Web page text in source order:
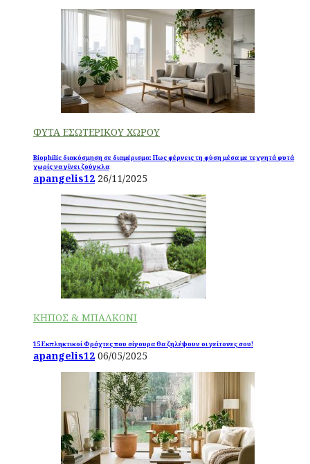
ΦΥΤΑ ΕΣΩΤΕΡΙΚΟΥ ΧΩΡΟΥ
Biophilic διακόσμηση σε διαμέρισμα: Πως φέρνεις τη φύση μέσα με τεχνητά φυτά
χωρίς να γίνει ζούγκλα
apangelis12 26/11/2025
ΚΗΠΟΣ & ΜΠΑΛΚΟΝΙ
15 Εκπληκτικοί Φράχτες που σίγουρα θα ζηλέψουν οι γείτονες σου!
apangelis12 06/05/2025